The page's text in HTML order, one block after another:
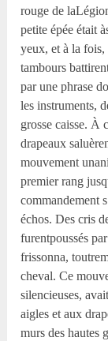
rouge de
petite épée était
yeux, et à la fois,
tambours
par une phrase
les instruments,
grosse caisse. À
drapeaux
mouvement
premier rang
commandement
échos. Des cris
furentpoussés
frissonna,
cheval. Ce
silencieuses,
aigles et aux
murs des hautes